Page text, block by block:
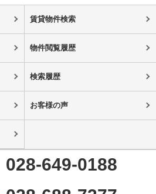
賃貸物件検索
物件閲覧履歴
検索履歴
お客様の声
028-649-0188